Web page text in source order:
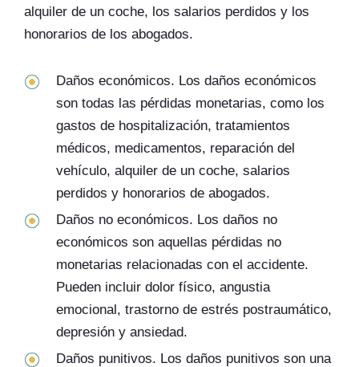
alquiler de un coche, los salarios perdidos y los
honorarios de los abogados.
Daños económicos. Los daños económicos
son todas las pérdidas monetarias, como los
gastos de hospitalización, tratamientos
médicos, medicamentos, reparación del
vehículo, alquiler de un coche, salarios
perdidos y honorarios de abogados.
Daños no económicos. Los daños no
económicos son aquellas pérdidas no
monetarias relacionadas con el accidente.
Pueden incluir dolor físico, angustia
emocional, trastorno de estrés postraumático,
depresión y ansiedad.
Daños punitivos. Los daños punitivos son una